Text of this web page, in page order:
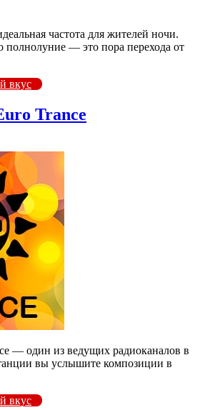
частота для жителей ночи.
полнолуние — это пора перехода от
вкус
Trance
— один из ведущих радиоканалов в
вы услышите композиции в
вкус